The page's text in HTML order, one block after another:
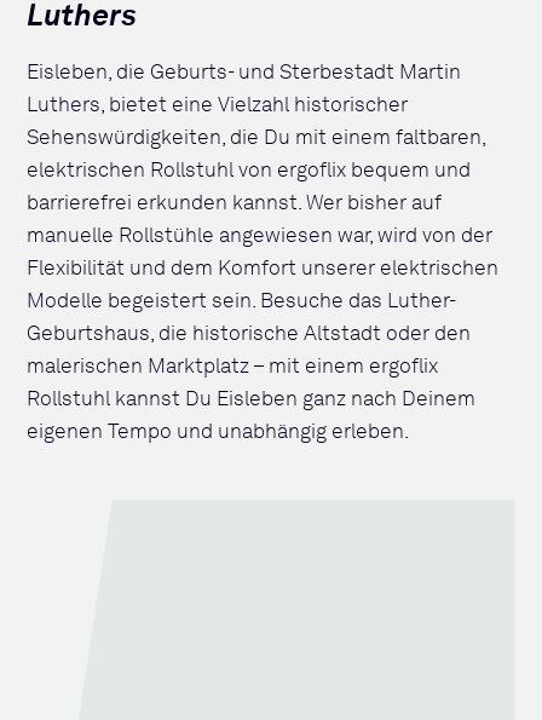
Luthers
Eisleben, die Geburts- und Sterbestadt Martin
Luthers, bietet eine Vielzahl historischer
Sehenswürdigkeiten, die Du mit einem faltbaren,
elektrischen Rollstuhl von ergoflix bequem und
barrierefrei erkunden kannst. Wer bisher auf
manuelle Rollstühle angewiesen war, wird von der
Flexibilität und dem Komfort unserer elektrischen
Modelle begeistert sein. Besuche das Luther-
Geburtshaus, die historische Altstadt oder den
malerischen Marktplatz – mit einem ergoflix
Rollstuhl kannst Du Eisleben ganz nach Deinem
eigenen Tempo und unabhängig erleben.